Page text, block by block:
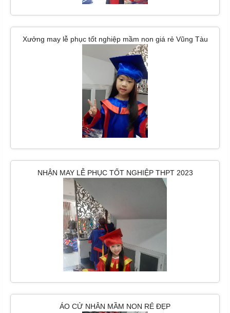
Xưởng may lễ phục tốt nghiệp mầm non giá rẻ Vũng Tàu
NHẬN MAY LỄ PHỤC TỐT NGHIỆP THPT 2023
ÁO CỬ NHÂN MẦM NON RẺ ĐẸP